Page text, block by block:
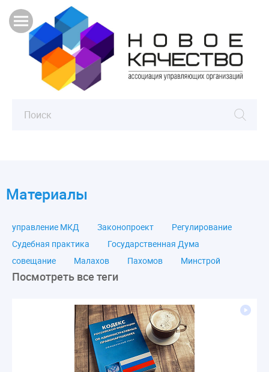
Материалы
управление МКД Законопроект
Регулирование
Судебная практика
Государственная Дума
совещание
Малахов Пахомов
Минстрой
ЛикбезЖКХ
ЖКХ
Строительная неделя
лицензирование
Верховный суд
управляющие компании
МКД
Экспертное мнение
капремонт Вебинар
Комитет по строительству и ЖКХ
Посмотреть все теги